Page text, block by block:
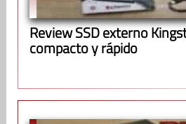
Review SSD externo
compacto y rápido